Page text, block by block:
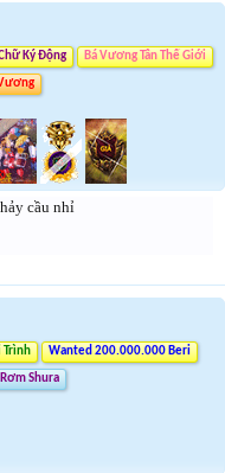
Ký Động Bá Vương Tân Thế Giới
cầu nhỉ
Trình Wanted 200.000.000 Beri
Shura